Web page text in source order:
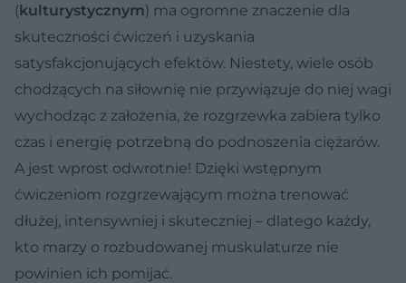
(kulturystycznym) ma ogromne znaczenie dla
skuteczności ćwiczeń i uzyskania
satysfakcjonujących efektów. Niestety, wiele osób
chodzących na siłownię nie przywiązuje do niej wagi
wychodząc z założenia, że rozgrzewka zabiera tylko
czas i energię potrzebną do podnoszenia ciężarów.
A jest wprost odwrotnie! Dzięki wstępnym
ćwiczeniom rozgrzewającym można trenować
dłużej, intensywniej i skuteczniej – dlatego każdy,
kto marzy o rozbudowanej muskulaturze nie
powinien ich pomijać.